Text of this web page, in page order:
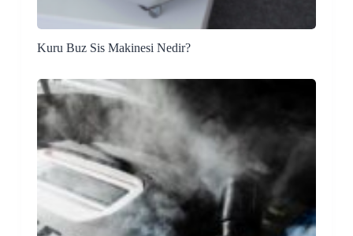
Kuru Buz Sis Makinesi Nedir?